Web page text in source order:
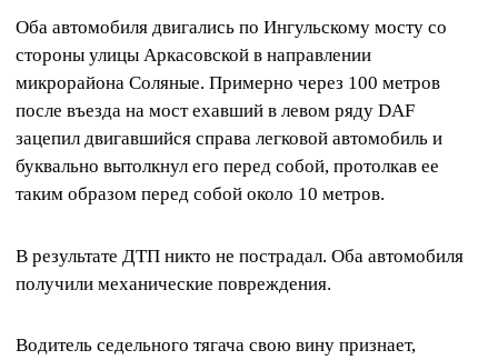
Оба автомобиля двигались по Ингульскому мосту со
стороны улицы Аркасовской в направлении
микрорайона Соляные. Примерно через 100 метров
после въезда на мост ехавший в левом ряду DAF
зацепил двигавшийся справа легковой автомобиль и
буквально вытолкнул его перед собой, протолкав ее
таким образом перед собой около 10 метров.
В результате ДТП никто не пострадал. Оба автомобиля
получили механические повреждения.
Водитель седельного тягача свою вину признает,